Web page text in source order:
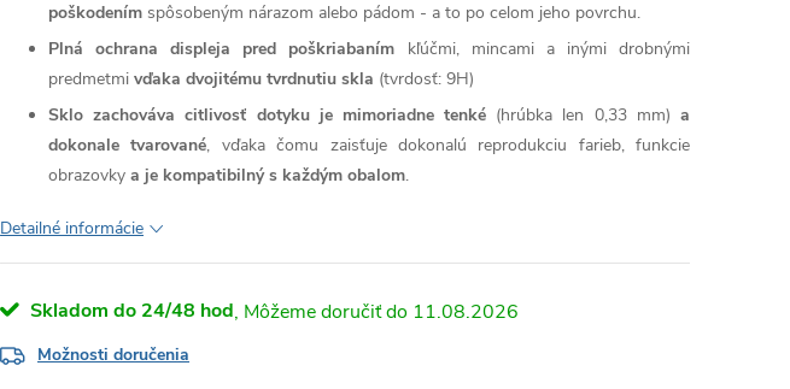
poškodením spôsobeným nárazom alebo pádom - a to po celom jeho povrchu.
Plná ochrana displeja pred poškriabaním kľúčmi, mincami a inými drobnými
predmetmi vďaka dvojitému tvrdnutiu skla (tvrdosť: 9H)
Sklo zachováva citlivosť dotyku je mimoriadne tenké (hrúbka len 0,33 mm) a
dokonale tvarované, vďaka čomu zaisťuje dokonalú reprodukciu farieb, funkcie
obrazovky a je kompatibilný s každým obalom.
Detailné informácie
Skladom do 24/48 hod 11.08.2026
Možnosti doručenia